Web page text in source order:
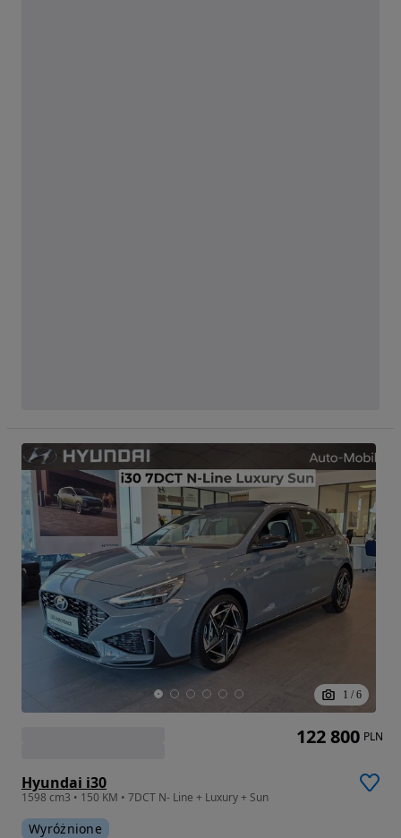
1 / 6
Hyundai i30
1598 cm3 • 150 KM • 7DCT N- Line + Luxury + Sun
Wyróżnione
122 800 PLN